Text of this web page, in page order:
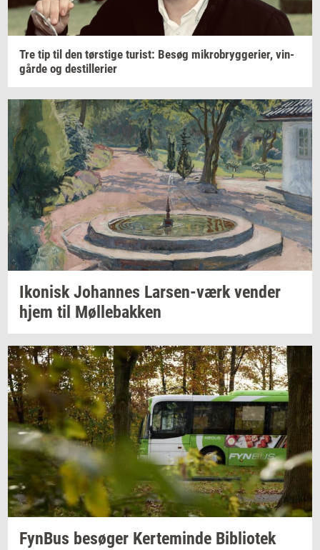
Tre tip til den tørsti­ge turist: Besøg mi­kro­bryg­ge­ri­er, vin­
går­de og destil­le­ri­er
Iko­nisk Jo­han­nes Larsen-​værk ven­der
hjem til Møl­le­bak­ken
Fyn­Bus be­sø­ger Ker­te­min­de Bi­bli­o­tek